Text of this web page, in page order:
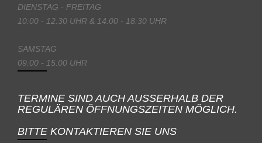
DIENSTAG - FREITAG
10:00 - 12:30 UHR & 14:00 - 18:30 UHR
SAMSTAG
09:00 - 15:00 UHR
TERMINE SIND AUCH AUSSERHALB DER
REGULÄREN ÖFFNUNGSZEITEN MÖGLICH.
BITTE KONTAKTIEREN SIE UNS